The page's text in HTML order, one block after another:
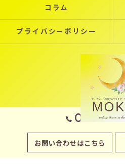
090-
お問い合わせはこちら
コラム
プライバシーポリシー